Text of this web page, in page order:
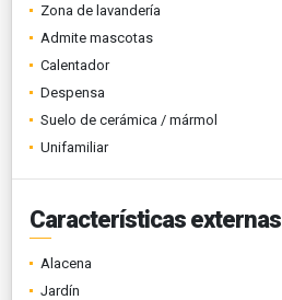
Zona de lavandería
Admite mascotas
Calentador
Despensa
Suelo de cerámica / mármol
Unifamiliar
Características externas
Alacena
Jardín